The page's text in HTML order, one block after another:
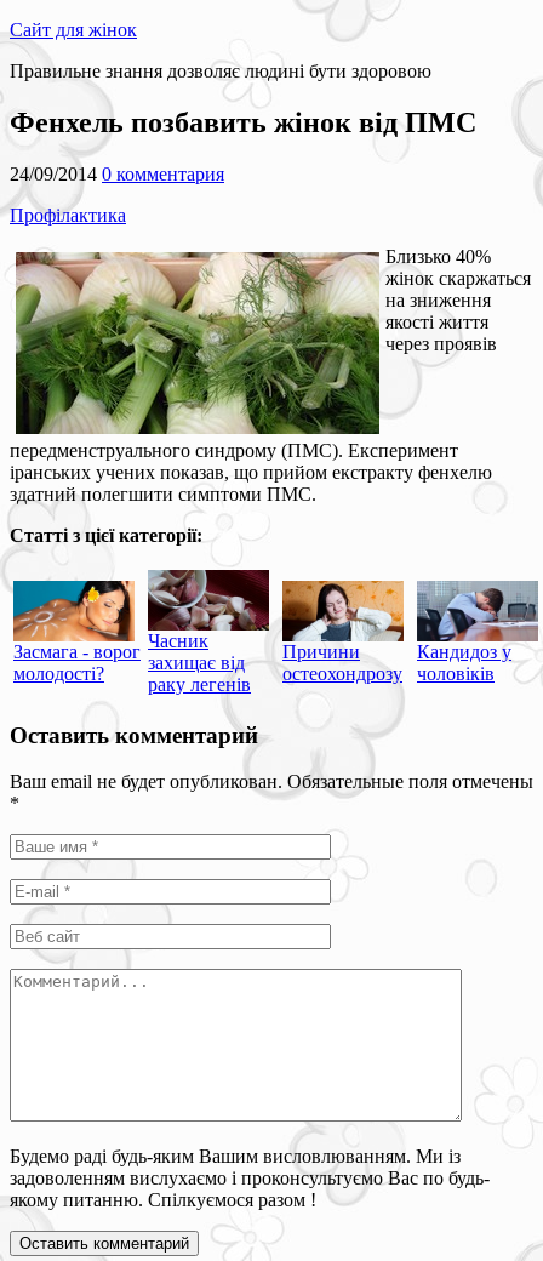
Сайт для жінок
Правильне знання дозволяє людині бути здоровою
Фенхель позбавить жінок від ПМС
24/09/2014 0 комментария
Профілактика
Близько 40%
жінок скаржаться
на зниження
якості життя
через проявів
передменструального синдрому (ПМС). Експеримент
іранських учених показав, що прийом екстракту фенхелю
здатний полегшити симптоми ПМС.
Статті з цієї категорії:
Засмага - ворог
молодості?
Часник
захищає від
раку легенів
Причини
остеохондрозу
Кандидоз у
чоловіків
Оставить комментарий
Ваш email не будет опубликован. Обязательные поля отмечены
*
Будемо раді будь-яким Вашим висловлюванням. Ми із
задоволенням вислухаємо і проконсультуємо Вас по будь-
якому питанню. Спілкуємося разом !